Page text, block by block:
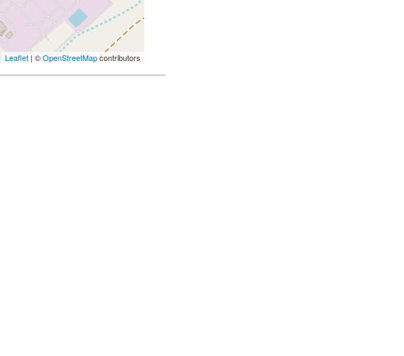
Leaflet | ©OpenStreetMapcontributors